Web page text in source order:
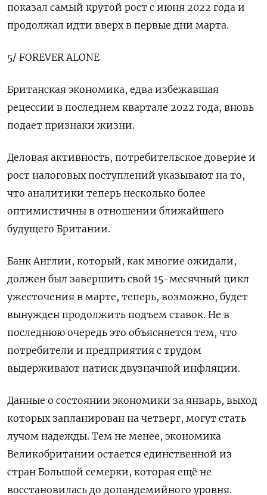
показал самый крутой рост с июня 2022 года и
продолжал идти вверх в первые дни марта.
5/ FOREVER ALONE
Британская экономика, едва избежавшая
рецессии в последнем квартале 2022 года, вновь
подает признаки жизни.
Деловая активность, потребительское доверие и
рост налоговых поступлений указывают на то,
что аналитики теперь несколько более
оптимистичны в отношении ближайшего
будущего Британии.
Банк Англии, который, как многие ожидали,
должен был завершить свой 15-месячный цикл
ужесточения в марте, теперь, возможно, будет
вынужден продолжить подъем ставок. Не в
последнюю очередь это объясняется тем, что
потребители и предприятия с трудом
выдерживают натиск двузначной инфляции.
Данные о состоянии экономики за январь, выход
которых запланирован на четверг, могут стать
лучом надежды. Тем не менее, экономика
Великобритании остается единственной из
стран Большой семерки, которая ещё не
восстановилась до допандемийного уровня.